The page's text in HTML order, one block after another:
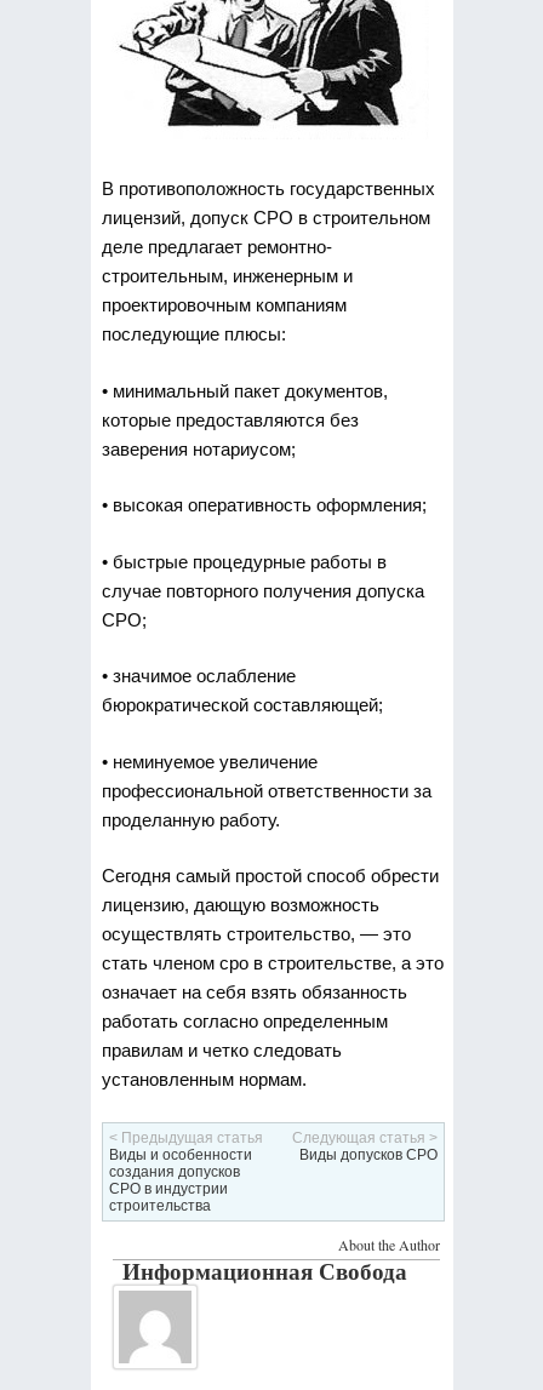
В противоположность государственных
лицензий, допуск СРО в строительном
деле предлагает ремонтно-
строительным, инженерным и
проектировочным компаниям
последующие плюсы:
• минимальный пакет документов,
которые предоставляются без
заверения нотариусом;
• высокая оперативность оформления;
• быстрые процедурные работы в
случае повторного получения допуска
СРО;
• значимое ослабление
бюрократической составляющей;
• неминуемое увеличение
профессиональной ответственности за
проделанную работу.
Сегодня самый простой способ обрести
лицензию, дающую возможность
осуществлять строительство, — это
стать членом сро в строительстве, а это
означает на себя взять обязанность
работать согласно определенным
правилам и четко следовать
установленным нормам.
< Предыдущая статья
Виды и особенности
создания допусков
СРО в индустрии
строительства
Следующая статья >
Виды допусков СРО
About the Author
Информационная Свобода